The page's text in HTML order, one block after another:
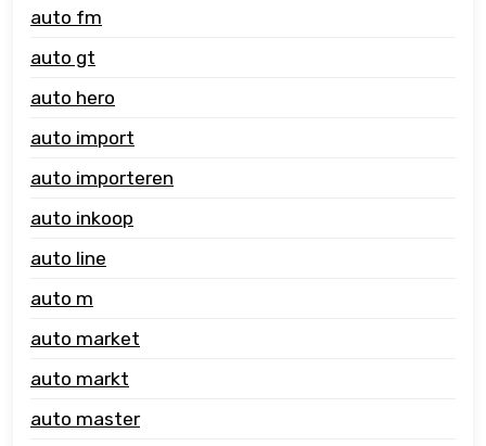
auto fm
auto gt
auto hero
auto import
auto importeren
auto inkoop
auto line
auto m
auto market
auto markt
auto master